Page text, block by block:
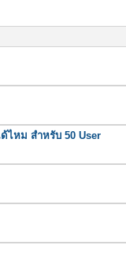
ไหม สำหรับ 50 User